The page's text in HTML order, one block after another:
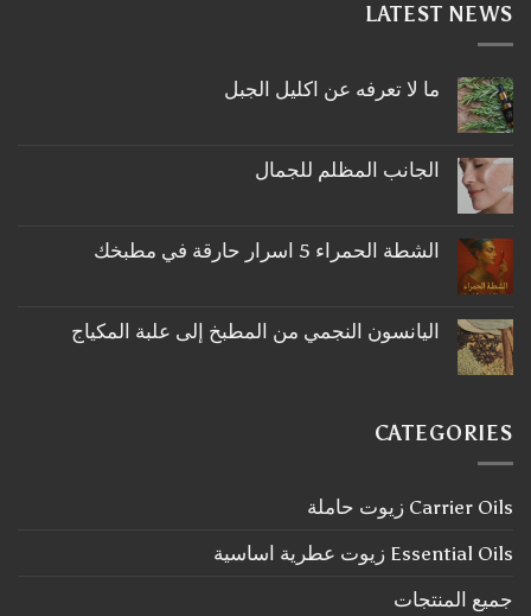
LATEST NEWS
ما لا تعرفه عن اكليل الجبل
على
ما
اكليل
الجبل
الجانب المظلم للجمال
على
الجانب
الشطة الحمراء 5 اسرار حارقة في مطبخك
على
الشطة
في
مطبخك
اليانسون النجمي من المطبخ إلى علبة المكياج
اليانسون
النجمي
علبة
المكياج
CATEGORIES
Carrier Oils زيوت حاملة
Essential Oils زيوت عطرية اساسية
جميع المنتجات